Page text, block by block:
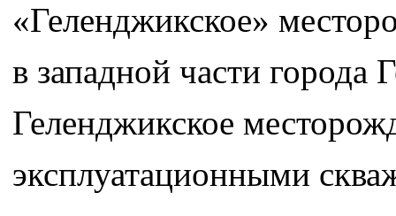
«Геленджикское»
в западной части города
Геленджикское
эксплуатационными